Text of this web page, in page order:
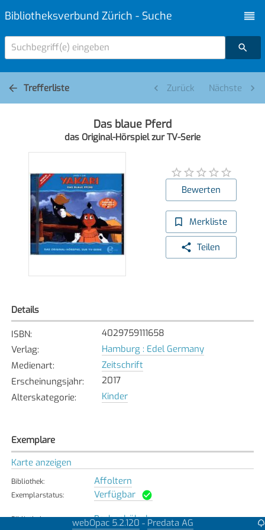
Bibliotheksverbund Zürich - Suche
Suchbegriff(e) eingeben
Trefferliste Zurück Nächste
Das blaue Pferd
das Original-Hörspiel zur TV-Serie
Bewerten
Merkliste
Teilen
Details
ISBN:
4029759111658
Verlag:
Hamburg : Edel Germany
Medienart:
Zeitschrift
Erscheinungsjahr:
2017
Alterskategorie: Kinder
Exemplare
Karte anzeigen
Bibliothek: Affoltern
Exemplarstatus: Verfügbar
Bibliothek: Bachenbülach
webOpac 5.2.120 - Predata AG